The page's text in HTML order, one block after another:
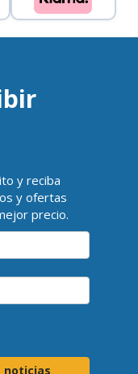
y reciba
y ofertas
precio.
noticias